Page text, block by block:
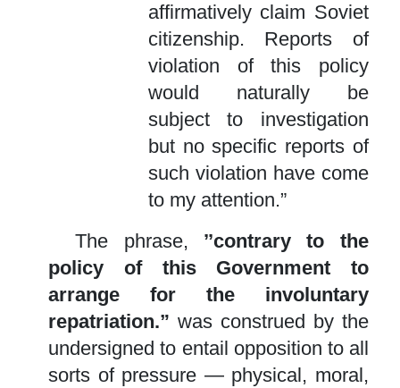
affirmatively claim Soviet
citizenship. Reports of
violation of this policy
would naturally be
subject to investigation
but no specific reports of
such violation have come
to my attention.”
The phrase, ’’contrary to the
policy of this Government to
arrange for the involuntary
repatriation.”was construed by the
undersigned to entail opposition to all
sorts of pressure — physical, moral,